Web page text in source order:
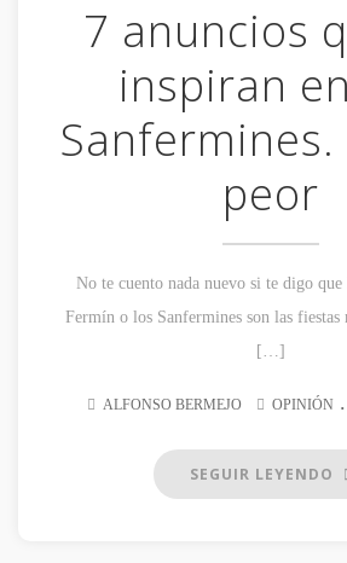
7 anuncios
inspiran
Sanfermines.
peor
No te cuento nada nuevo si te digo que
Fermín o los Sanfermines son las fiestas
[…]
ALFONSO BERMEJO OPINIÓN .
SEGUIR LEYENDO